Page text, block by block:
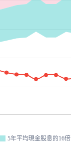
5年平均現金股息的16倍